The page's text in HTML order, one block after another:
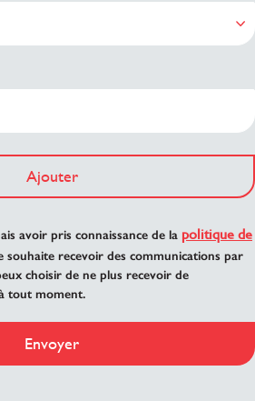
Ajouter
avoir pris connaissance de la politique de
souhaite recevoir des communications par
choisir de ne plus recevoir de
tout moment.
Envoyer